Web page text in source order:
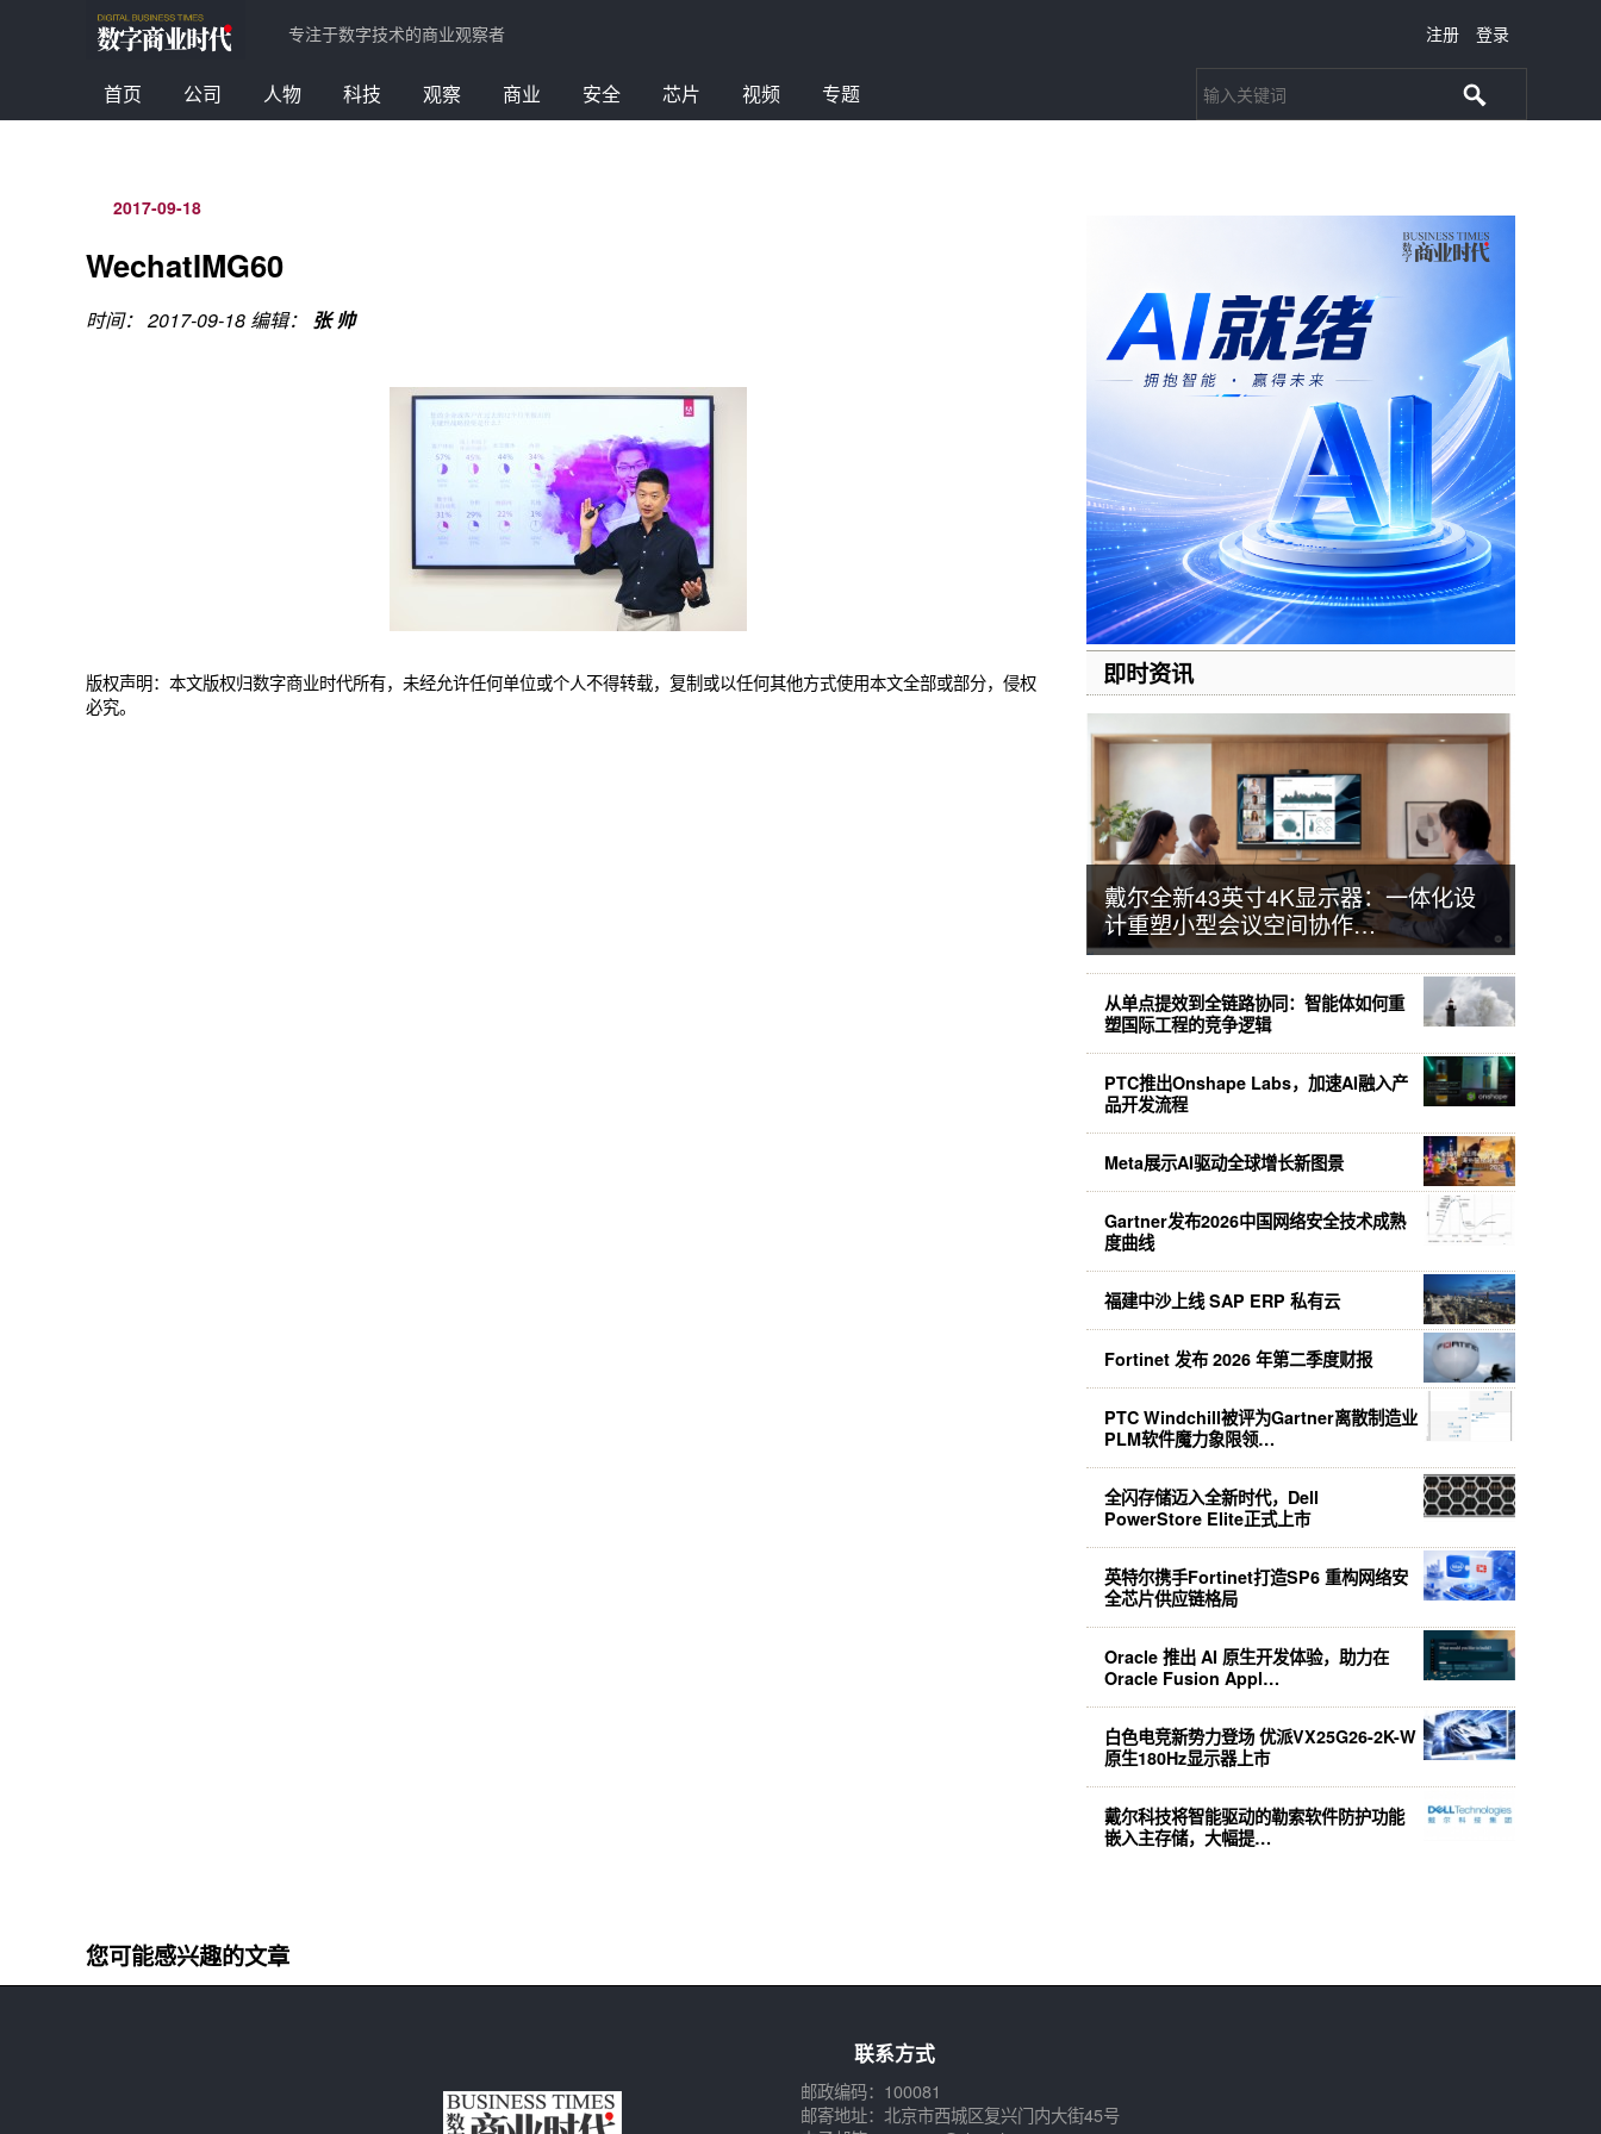
专注于数字技术的商业观察者 注册 登录
首页 公司 人物 科技 观察 商业 安全 芯片 视频 专题
2017-09-18
WechatIMG60
时间： 2017-09-18编辑： 张 帅
版权声明：本文版权归数字商业时代所有，未经允许任何单位或个人不得转载，复制或以任何其他方式使用本文全部或部分，侵权
必究。
即时资讯
戴尔全新43英寸4K显示器：一体化设
计重塑小型会议空间协作…
从单点提效到全链路协同：智能体如何重
塑国际工程的竞争逻辑
PTC推出Onshape Labs，加速AI融入产
品开发流程
Meta展示AI驱动全球增长新图景
Gartner发布2026中国网络安全技术成熟
度曲线
福建中沙上线 SAP ERP 私有云
Fortinet 发布 2026 年第二季度财报
PTC Windchill被评为Gartner离散制造业
PLM软件魔力象限领…
全闪存储迈入全新时代，Dell
PowerStore Elite正式上市
英特尔携手Fortinet打造SP6 重构网络安
全芯片供应链格局
Oracle 推出 AI 原生开发体验，助力在
Oracle Fusion Appl…
白色电竞新势力登场 优派VX25G26-2K-W
原生180Hz显示器上市
戴尔科技将智能驱动的勒索软件防护功能
嵌入主存储，大幅提…
您可能感兴趣的文章
联系方式
邮政编码：100081
邮寄地址：北京市西城区复兴门内大街45号